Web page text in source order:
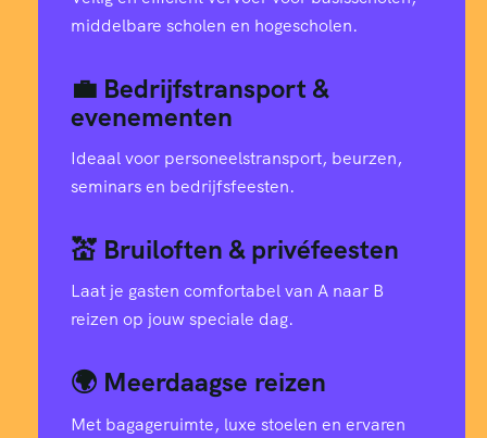
middelbare scholen en hogescholen.
💼 Bedrijfstransport &
evenementen
Ideaal voor personeelstransport, beurzen,
seminars en bedrijfsfeesten.
💒 Bruiloften & privéfeesten
Laat je gasten comfortabel van A naar B
reizen op jouw speciale dag.
🌍 Meerdaagse reizen
Met bagageruimte, luxe stoelen en ervaren